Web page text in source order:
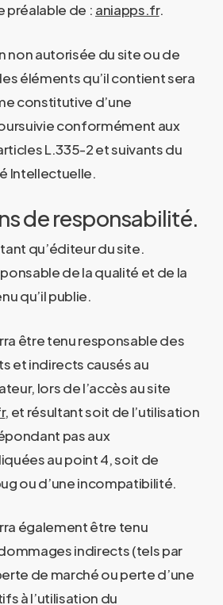
préalable de : aniapps.fr.
non autorisée du site ou de
éléments qu’il contient sera
constitutive d’une
conformément aux
L.335-2 et suivants du
Intellectuelle.
de responsabilité.
qu’éditeur du site.
de la qualité et de la
qu’il publie.
être tenu responsable des
et indirects causés au
lors de l’accès au site
, et résultant soit de l’utilisation
pas aux
au point 4, soit de
ou d’une incompatibilité.
également être tenu
indirects (tels par
de marché ou perte d’une
à l’utilisation du